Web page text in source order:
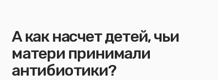
А как насчет детей, чьи
матери принимали
антибиотики?